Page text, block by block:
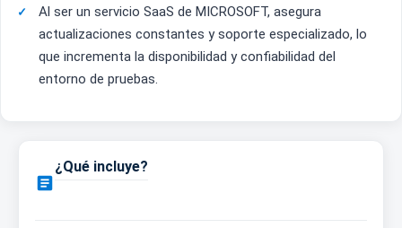
Al ser un servicio SaaS de MICROSOFT, asegura
actualizaciones constantes y soporte especializado, lo
que incrementa la disponibilidad y confiabilidad del
entorno de pruebas.

¿Qué incluye?